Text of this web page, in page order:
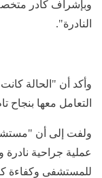
وبإشراف كادر
النادرة".
وأكد أن "الحالة
التعامل معها بنجاح
عملية جراحية
للمستشفى وكفاءة